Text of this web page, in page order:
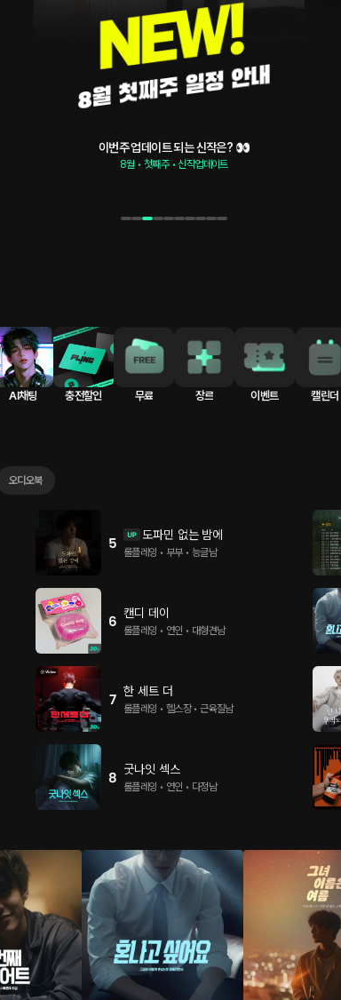
이번주 업데이트 되는 신작은? 👀
8월 • 첫째주 • 신작업데이트
AI채팅 충전할인 무료 장르 이벤트 캘린더
오디오북
5 도파민 없는 밤에
롤플레잉 • 부부 • 능글남
6 캔디 데이
롤플레잉 • 연인 • 대형견남
7 한 세트 더
롤플레잉 • 헬스장 • 근육질남
8 굿나잇 섹스
롤플레잉 • 연인 • 다정남